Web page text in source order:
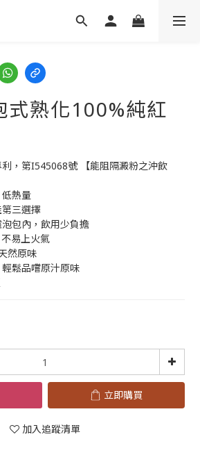
式熟化100%純紅
，第I545068號 【能阻隔澱粉之沖飲
熱量
三選擇
包內，飲用少負擔
易上火氣
然原味
鬆品嚐原汁原味
立即購買
加入追蹤清單